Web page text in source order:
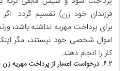
فرزندان خود زن) تقسیم گردد. اگر
برای پرداخت مهریه نداشته باشد،
اموال شخصی خود نیستند، مگر
کار را انجام دهند.
۶.۲. درخواست اعسار از پرداخت مهریه زن فوت شده